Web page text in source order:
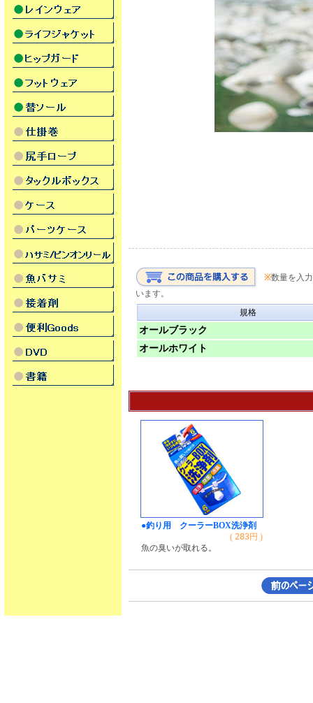
※数量を入
います。
規格
オールブラック
オールホワイト
●釣り用 クーラーBOX洗浄剤
( 283円 )
魚の臭いが取れる。